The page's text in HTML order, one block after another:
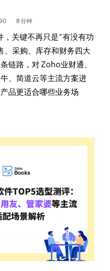
8 分钟
关键不再只是“有没有功
、采购、库存和财务四大
链路，对 Zoho业财通、
、简道云等主流方案进
品更适合哪些业务场